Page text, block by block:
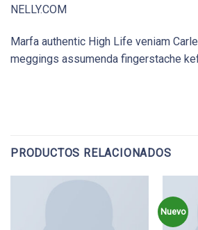
NELLY.COM
Marfa authentic High Life veniam
meggings assumenda fingerstache
PRODUCTOS RELACIONADOS
Nuevo